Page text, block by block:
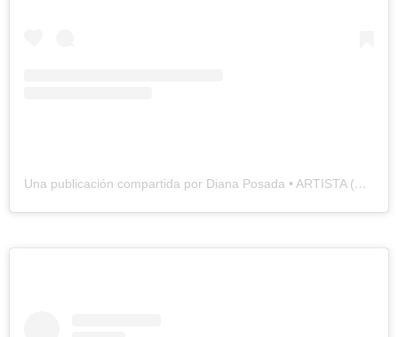
Una publicación compartida por Diana Posada • ARTISTA (@dianaposadamusic)